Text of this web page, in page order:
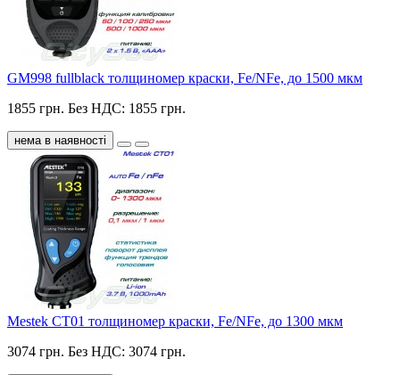
GM998 fullblack толщиномер краски, Fe/NFe, до 1500 мкм
1855 грн. Без НДС: 1855 грн.
нема в наявності
Mestek CT01 толщиномер краски, Fe/NFe, до 1300 мкм
3074 грн. Без НДС: 3074 грн.